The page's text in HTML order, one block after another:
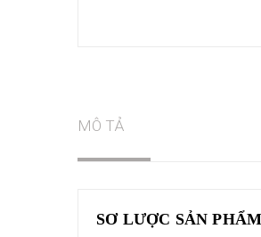
MÔ TẢ
SƠ LƯỢC SẢN PHẨM